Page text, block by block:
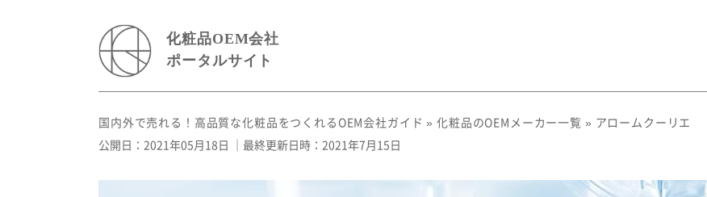
化粧品OEM会社
ポータルサイト
国内外で売れる！高品質な化粧品をつくれるOEM会社ガイド »化粧品のOEMメーカー一覧 » アロームクーリエ
公開日：2021年05月18日
｜最終更新日時：2021年7月15日